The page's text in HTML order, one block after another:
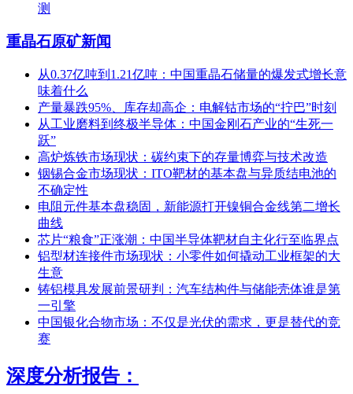
测
重晶石原矿新闻
从0.37亿吨到1.21亿吨：中国重晶石储量的爆发式增长意
味着什么
产量暴跌95%、库存却高企：电解钴市场的“拧巴”时刻
从工业磨料到终极半导体：中国金刚石产业的“生死一
跃”
高炉炼铁市场现状：碳约束下的存量博弈与技术改造
铟锡合金市场现状：ITO靶材的基本盘与异质结电池的
不确定性
电阻元件基本盘稳固，新能源打开镍铜合金线第二增长
曲线
芯片“粮食”正涨潮：中国半导体靶材自主化行至临界点
铝型材连接件市场现状：小零件如何撬动工业框架的大
生意
铸铝模具发展前景研判：汽车结构件与储能壳体谁是第
一引擎
中国银化合物市场：不仅是光伏的需求，更是替代的竞
赛
深度分析报告：